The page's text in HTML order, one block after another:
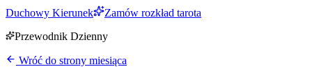
Duchowy Kierunek
Zamów rozkład tarota
Przewodnik Dzienny
Wróć do strony miesiąca